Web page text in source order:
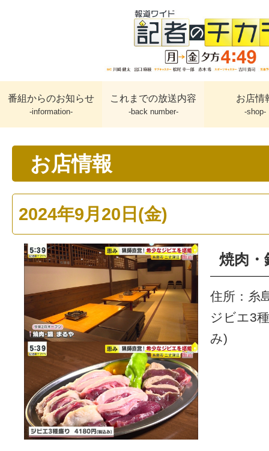
番組からのお知らせ
-information-
これまでの放送内容
-back number-
お店情
-shop-
お店情報
2024年9月20日(金)
焼肉・
住所：糸
ジビエ3
み)